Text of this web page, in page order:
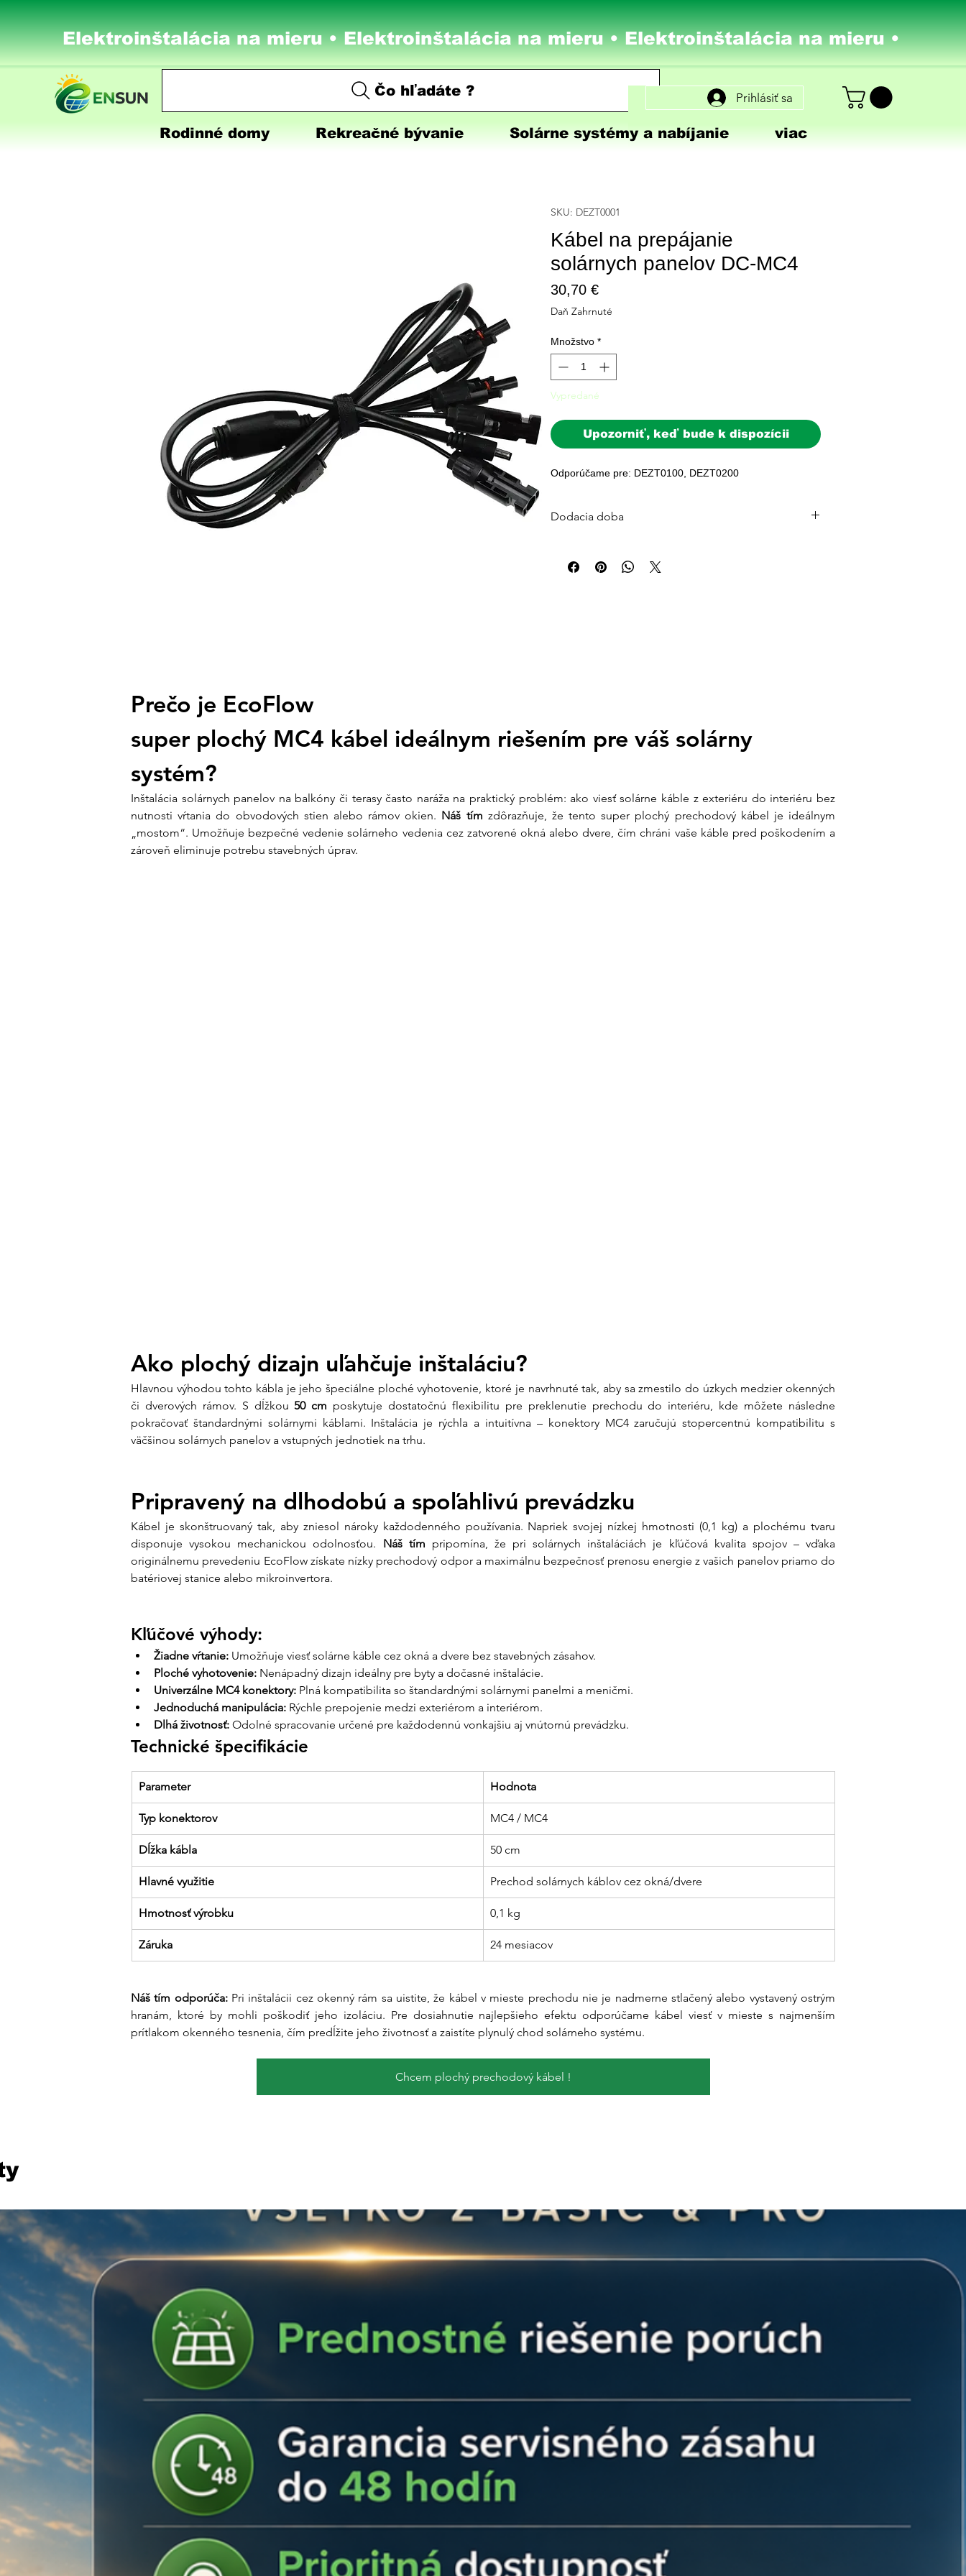
Elektroinštalácia na mieru • Elektroinštalácia na mieru • Elektroinštalácia na mieru •
Čo hľadáte ? Prihlásiť sa
Rodinné domy Rekreačné bývanie Solárne systémy a nabíjanie viac
SKU: DEZT0001
Kábel na prepájanie
solárnych panelov DC-MC4
30,70 €Price
Daň Zahrnuté
Množstvo *
Vypredané
Upozorniť, keď bude k dispozícii
Odporúčame pre: DEZT0100, DEZT0200
Dodacia doba
Väčšina objednávok je expedovaná do 24 hodín od prijatia
platby. Pre veľké systémy (batérie, FV panely, striedače)
Prečo je EcoFlow
super plochý MC4 kábel ideálnym riešením pre váš solárny
systém?
Inštalácia solárnych panelov na balkóny či terasy často naráža na praktický problém: ako viesť solárne káble z exteriéru do interiéru bez
nutnosti vŕtania do obvodových stien alebo rámov okien. Náš tím zdôrazňuje, že tento super plochý prechodový kábel je ideálnym
„mostom“. Umožňuje bezpečné vedenie solárneho vedenia cez zatvorené okná alebo dvere, čím chráni vaše káble pred poškodením a
zároveň eliminuje potrebu stavebných úprav.
Ako plochý dizajn uľahčuje inštaláciu?
Hlavnou výhodou tohto kábla je jeho špeciálne ploché vyhotovenie, ktoré je navrhnuté tak, aby sa zmestilo do úzkych medzier okenných
či dverových rámov. S dĺžkou 50 cm poskytuje dostatočnú flexibilitu pre preklenutie prechodu do interiéru, kde môžete následne
pokračovať štandardnými solárnymi káblami. Inštalácia je rýchla a intuitívna – konektory MC4 zaručujú stopercentnú kompatibilitu s
väčšinou solárnych panelov a vstupných jednotiek na trhu.
Pripravený na dlhodobú a spoľahlivú prevádzku
Kábel je skonštruovaný tak, aby zniesol nároky každodenného používania. Napriek svojej nízkej hmotnosti (0,1 kg) a plochému tvaru
disponuje vysokou mechanickou odolnosťou. Náš tím pripomína, že pri solárnych inštaláciách je kľúčová kvalita spojov – vďaka
originálnemu prevedeniu EcoFlow získate nízky prechodový odpor a maximálnu bezpečnosť prenosu energie z vašich panelov priamo do
batériovej stanice alebo mikroinvertora.
Kľúčové výhody:
Žiadne vŕtanie: Umožňuje viesť solárne káble cez okná a dvere bez stavebných zásahov.
Ploché vyhotovenie: Nenápadný dizajn ideálny pre byty a dočasné inštalácie.
Univerzálne MC4 konektory: Plná kompatibilita so štandardnými solárnymi panelmi a meničmi.
Jednoduchá manipulácia: Rýchle prepojenie medzi exteriérom a interiérom.
Dlhá životnosť: Odolné spracovanie určené pre každodennú vonkajšiu aj vnútornú prevádzku.
Technické špecifikácie
Parameter Hodnota
Typ konektorov MC4 / MC4
Dĺžka kábla 50 cm
Hlavné využitie Prechod solárnych káblov cez okná/dvere
Hmotnosť výrobku 0,1 kg
Záruka 24 mesiacov
Náš tím odporúča: Pri inštalácii cez okenný rám sa uistite, že kábel v mieste prechodu nie je nadmerne stlačený alebo vystavený ostrým
hranám, ktoré by mohli poškodiť jeho izoláciu. Pre dosiahnutie najlepšieho efektu odporúčame kábel viesť v mieste s najmenším
prítlakom okenného tesnenia, čím predĺžite jeho životnosť a zaistíte plynulý chod solárneho systému.
Chcem plochý prechodový kábel !